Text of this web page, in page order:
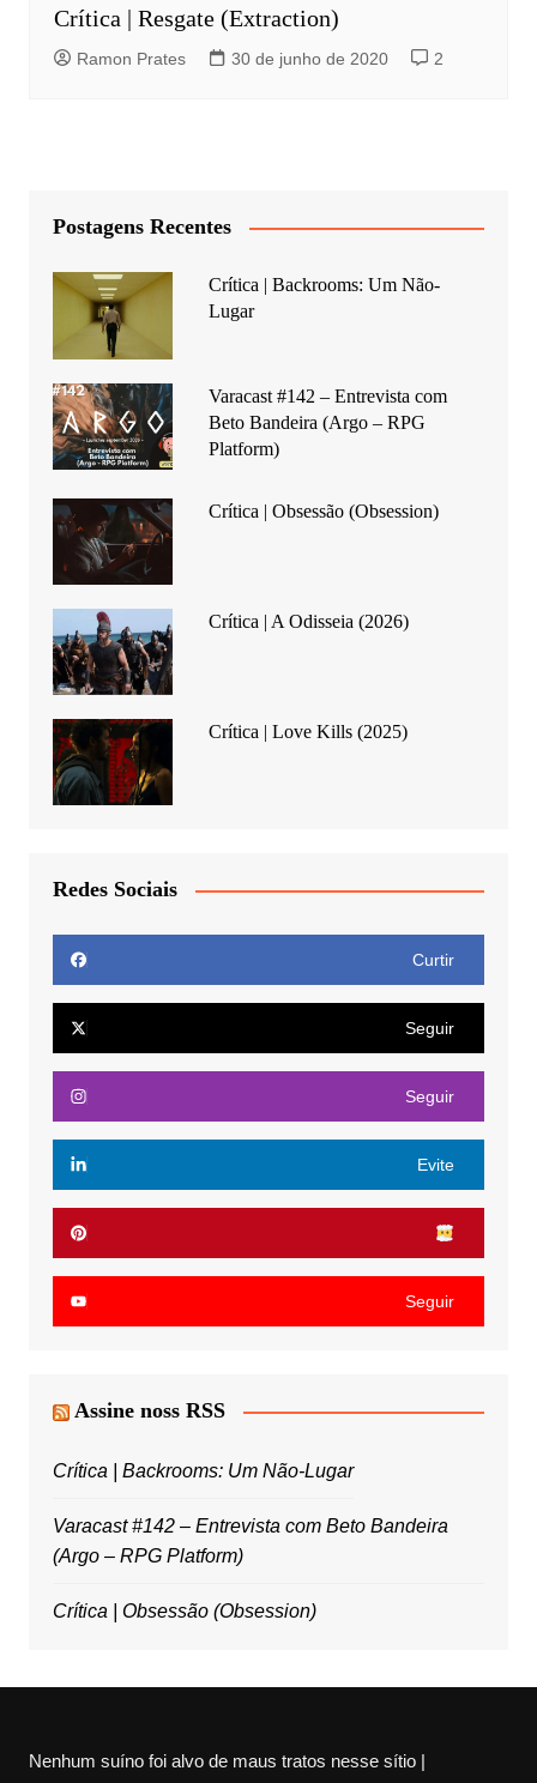
Crítica | Resgate (Extraction)
Ramon Prates 30 de junho de 2020 2
Postagens Recentes
Crítica | Backrooms: Um Não-
Lugar
Varacast #142 – Entrevista com
Beto Bandeira (Argo – RPG
Platform)
Crítica | Obsessão (Obsession)
Crítica | A Odisseia (2026)
Crítica | Love Kills (2025)
Redes Sociais
Curtir
Seguir
Seguir
Evite
Seguir
Assine noss RSS
Crítica | Backrooms: Um Não-Lugar
Varacast #142 – Entrevista com Beto Bandeira
(Argo – RPG Platform)
Crítica | Obsessão (Obsession)
Nenhum suíno foi alvo de maus tratos nesse sítio |